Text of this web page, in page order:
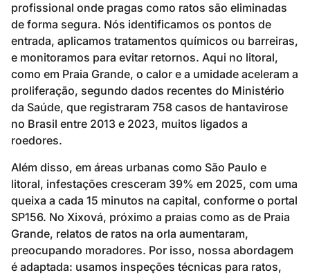
profissional onde pragas como ratos são eliminadas
de forma segura. Nós identificamos os pontos de
entrada, aplicamos tratamentos químicos ou barreiras,
e monitoramos para evitar retornos. Aqui no litoral,
como em Praia Grande, o calor e a umidade aceleram a
proliferação, segundo dados recentes do Ministério
da Saúde, que registraram 758 casos de hantavirose
no Brasil entre 2013 e 2023, muitos ligados a
roedores.
Além disso, em áreas urbanas como São Paulo e
litoral, infestações cresceram 39% em 2025, com uma
queixa a cada 15 minutos na capital, conforme o portal
SP156. No Xixová, próximo a praias como as de Praia
Grande, relatos de ratos na orla aumentaram,
preocupando moradores. Por isso, nossa abordagem
é adaptada: usamos inspeções técnicas para ratos,